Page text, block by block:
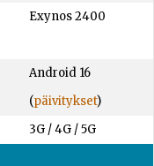
Exynos 2400
Android 16
(päivitykset)
3G / 4G / 5G